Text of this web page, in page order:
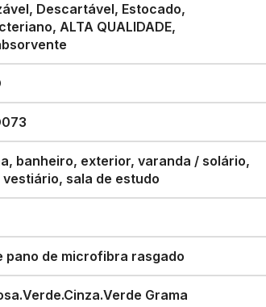
Descartável, Estocado,
ALTA QUALIDADE,
banheiro, exterior, varanda / solário,
vestiário, sala de estudo
pano de microfibra rasgado
Grama